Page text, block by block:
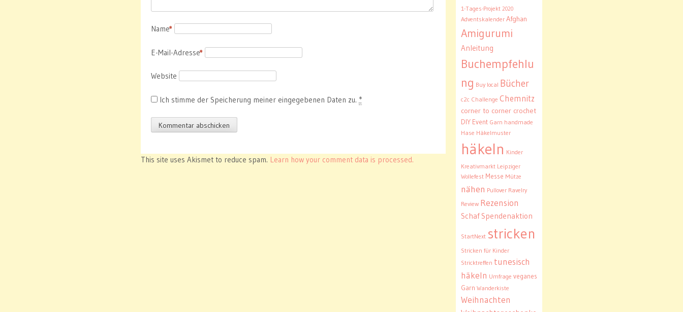
Name
*
E-Mail-Adresse
*
Website
Ich stimme der Speicherung meiner eingegebenen Daten zu. *
This site uses Akismet to reduce spam. Learn how your comment data is processed.
1-Tages-Projekt 2020
Adventskalender Afghan
Amigurumi
Anleitung
Buchempfehlu
ng Buy local Bücher
c2c Challenge Chemnitz
corner to corner crochet
DIY Event Garn handmade
Hase Häkelmuster
häkeln Kinder
Kreativmarkt Leipziger
Wollefest Messe Mütze
nähen Pullover Ravelry
Review Rezension
Schaf Spendenaktion
StartNext stricken
Stricken für Kinder
Stricktreffen tunesisch
häkeln Umfrage veganes
Garn Wanderkiste
Weihnachten